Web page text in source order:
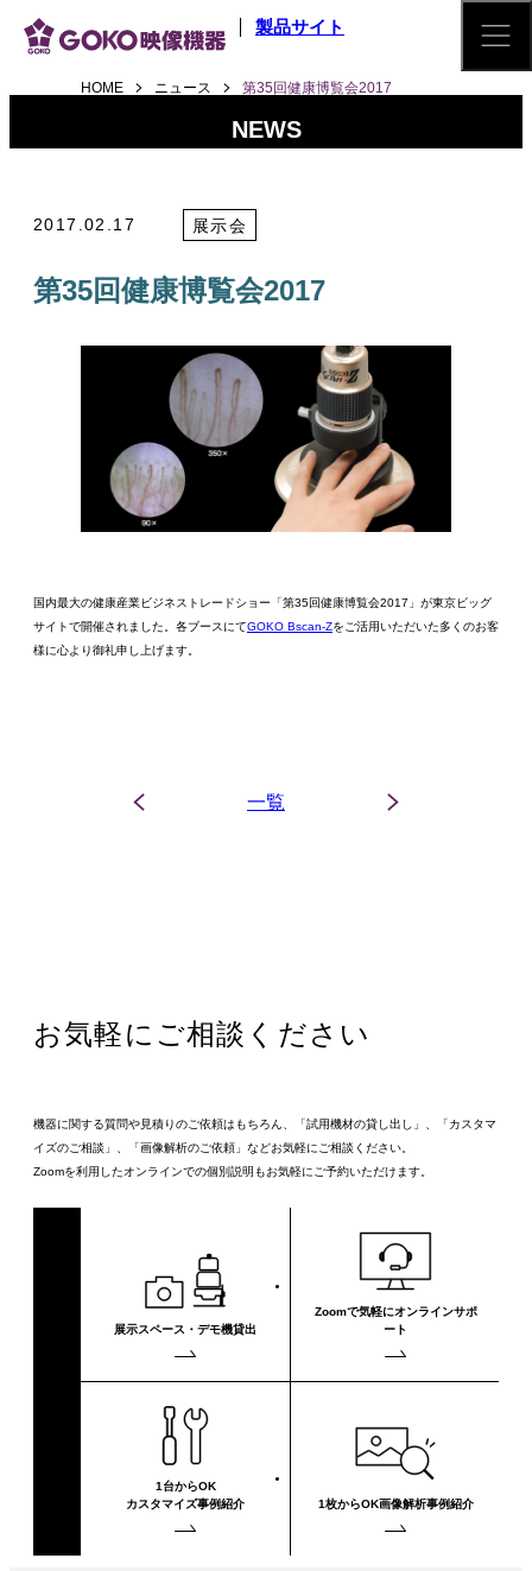
メインコンテンツへスキップ 製品サイト
HOME ニュース 第35回健康博覧会2017
NEWS
2017.02.17 展示会
第35回健康博覧会2017
国内最大の健康産業ビジネストレードショー「第35回健康博覧会2017」が東京ビッグ
サイトで開催されました。各ブースにてGOKO Bscan-Zをご活用いただいた多くのお客
様に心より御礼申し上げます。
一覧
お気軽にご相談ください
機器に関する質問や見積りのご依頼はもちろん、「試用機材の貸し出し」、「カスタマ
イズのご相談」、「画像解析のご依頼」などお気軽にご相談ください。
Zoomを利用したオンラインでの個別説明もお気軽にご予約いただけます。
展示スペース・ デモ機貸出
Zoomで気軽にオンラインサポ
ート
1台からOK
カスタマイズ事例紹介
1枚からOK画像解析事例紹介